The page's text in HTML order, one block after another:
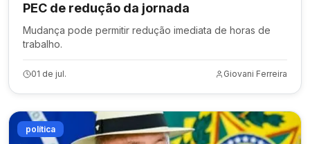
PEC de redução da jornada
Mudança pode permitir redução imediata de horas de
trabalho.
01 de jul. Giovani Ferreira
política